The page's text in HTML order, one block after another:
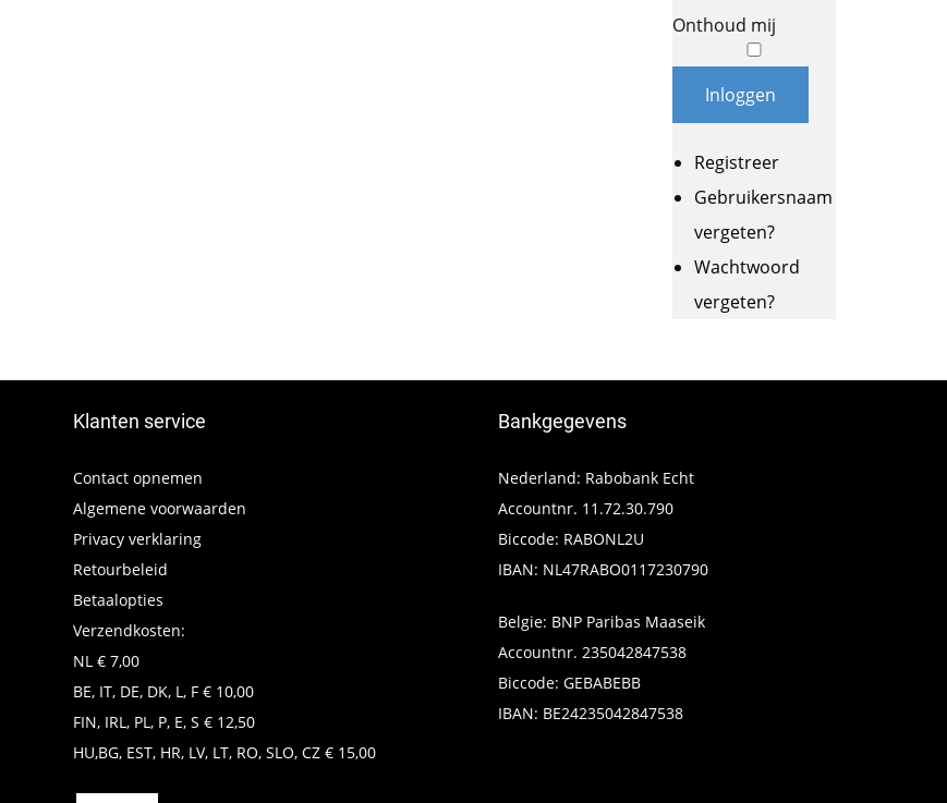
Onthoud mij
Inloggen
Registreer
Gebruikersnaam
vergeten?
Wachtwoord
vergeten?
Klanten service
Contact opnemen
Algemene voorwaarden
Privacy verklaring
Retourbeleid
Betaalopties
Verzendkosten:
NL € 7,00
BE, IT, DE, DK, L, F € 10,00
FIN, IRL, PL, P, E, S € 12,50
HU,BG, EST, HR, LV, LT, RO, SLO, CZ € 15,00
Bankgegevens
Nederland: Rabobank Echt
Accountnr. 11.72.30.790
Biccode: RABONL2U
IBAN: NL47RABO0117230790
Belgie: BNP Paribas Maaseik
Accountnr. 235042847538
Biccode: GEBABEBB
IBAN: BE24235042847538